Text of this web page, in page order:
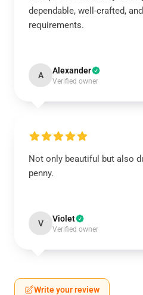
dependable, well-crafted,
requirements.
A Alexander
Verified owner
Not only beautiful but also
penny.
V Violet
Verified owner
Write your review